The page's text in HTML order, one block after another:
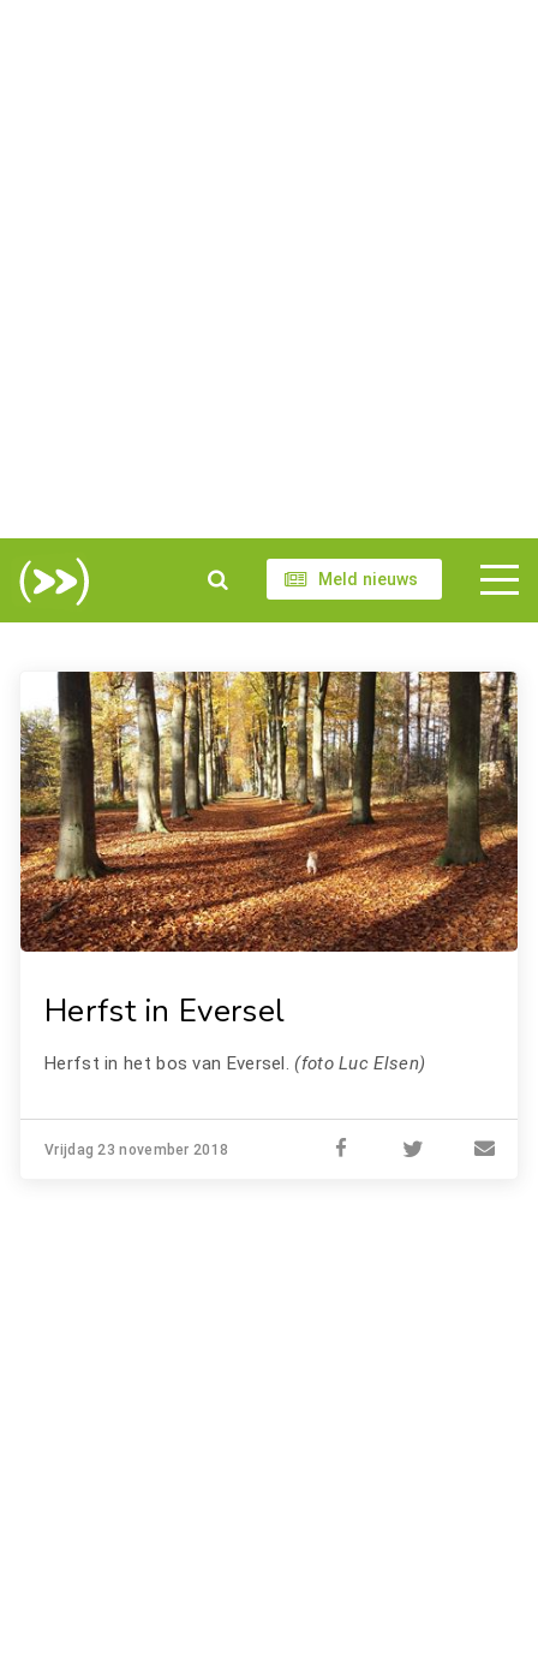
Meld nieuws
Herfst in Eversel
Herfst in het bos van Eversel.(foto Luc Elsen)
Vrijdag 23 november 2018